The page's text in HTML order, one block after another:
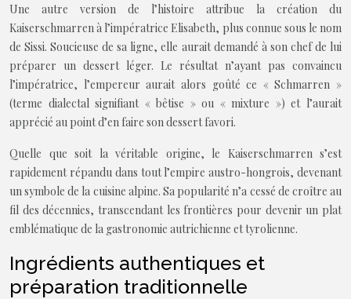
Une autre version de l’histoire attribue la création du
Kaiserschmarren à l’impératrice Elisabeth, plus connue sous le nom
de Sissi. Soucieuse de sa ligne, elle aurait demandé à son chef de lui
préparer un dessert léger. Le résultat n’ayant pas convaincu
l’impératrice, l’empereur aurait alors goûté ce « Schmarren »
(terme dialectal signifiant « bêtise » ou « mixture ») et l’aurait
apprécié au point d’en faire son dessert favori.
Quelle que soit la véritable origine, le Kaiserschmarren s’est
rapidement répandu dans tout l’empire austro-hongrois, devenant
un symbole de la cuisine alpine. Sa popularité n’a cessé de croître au
fil des décennies, transcendant les frontières pour devenir un plat
emblématique de la gastronomie autrichienne et tyrolienne.
Ingrédients authentiques et
préparation traditionnelle